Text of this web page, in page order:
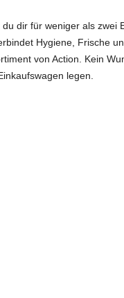
dir für weniger als zwei
Hygiene, Frische
von Action. Kein
legen.